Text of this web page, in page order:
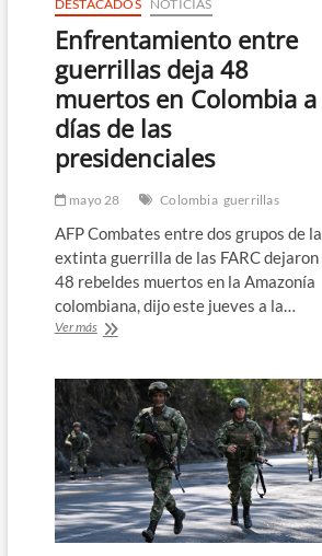
DESTACADOS NOTICIAS
Enfrentamiento entre
guerrillas deja 48
muertos en Colombia a
días de las
presidenciales
mayo 28 Colombia guerrillas
AFP Combates entre dos grupos de la
extinta guerrilla de las FARC dejaron
48 rebeldes muertos en la Amazonía
colombiana, dijo este jueves a la…
Ver másEnfrentamiento
deja
48
muertos
en
Colombia
a
días
de
las